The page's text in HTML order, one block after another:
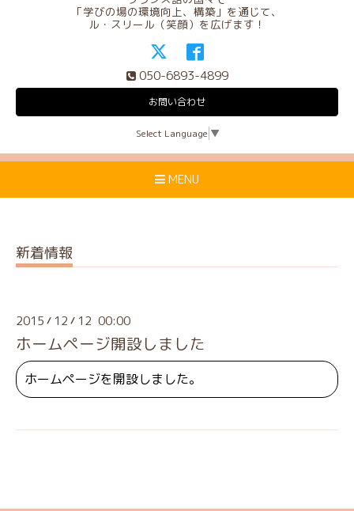
「学びの場の環境向上、構築」を通じて、
ル・スリール（笑顔）を広げます！
050-6893-4899
お問い合わせ
Select Language ▼
MENU
新着情報
2015 / 12 / 12 00:00
ホームページ開設しました
ホームページを開設しました。